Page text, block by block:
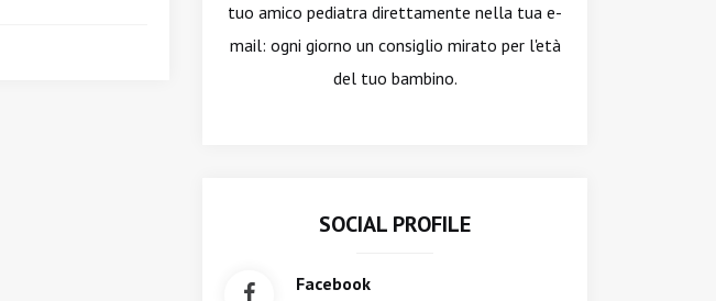
tuo amico pediatra direttamente nella tua e-
mail: ogni giorno un consiglio mirato per l'età
del tuo bambino.
SOCIAL PROFILE
Facebook